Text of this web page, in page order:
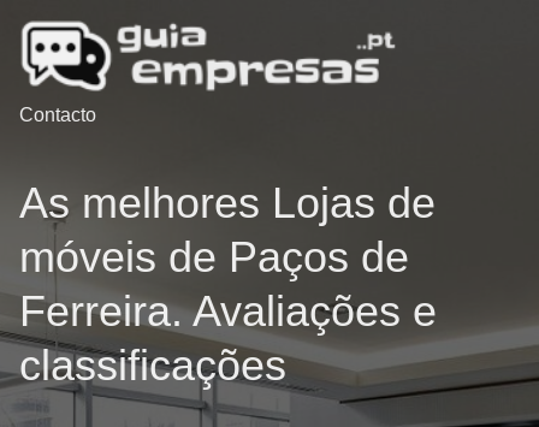
Contacto
As melhores Lojas de
móveis de Paços de
Ferreira. Avaliações e
classificações